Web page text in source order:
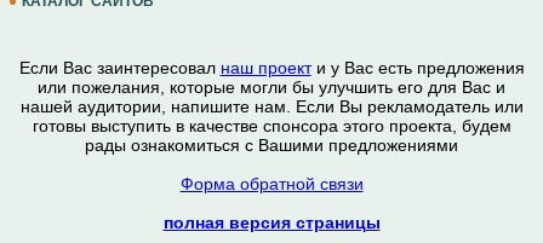
Если Вас заинтересовал наш проекти у Вас есть предложения
или пожелания, которые могли бы улучшить его для Вас и
нашей аудитории, напишите нам. Если Вы рекламодатель или
готовы выступить в качестве спонсора этого проекта, будем
рады ознакомиться с Вашими предложениями
Форма обратной связи
полная версия страницы